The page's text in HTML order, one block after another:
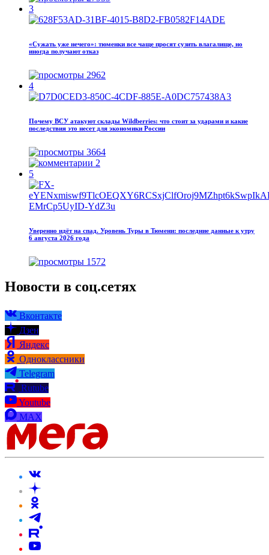
3
«Сужать уже нечего»: тюменки все чаще просят сузить влагалище, но
иногда получают отказ
2962
4
Почему ВСУ атакуют склады Wildberries: что стоит за ударами и какие
последствия это несет для экономики России
3664
2
5
Уверенно идёт на спад. Уровень Туры в Тюмени: последние данные к утру
6 августа 2026 года
1572
Новости в соц.сетях
Вконтакте
Дзен
Яндекс
Одноклассники
Telegram
Rutube
Youtube
MAX